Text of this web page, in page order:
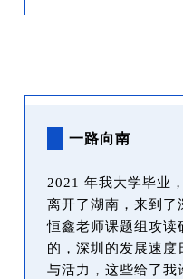
一路向南
2021 年我大学毕业
离开了湖南，来到了
恒鑫老师课题组攻读
的，深圳的发展速度
与活力，这些给了我